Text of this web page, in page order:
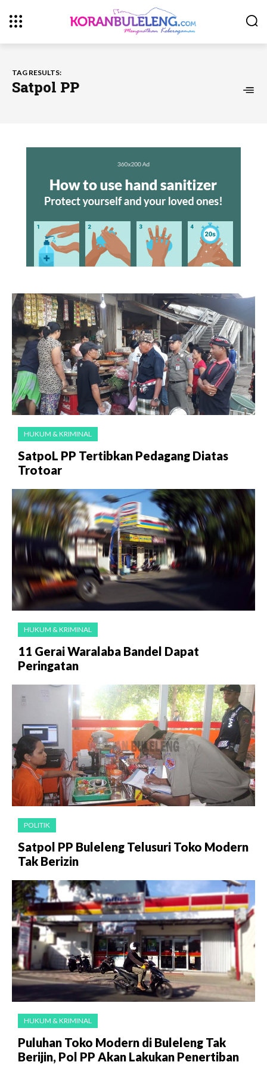
TAG RESULTS:
Satpol PP
HUKUM & KRIMINAL
SatpoL PP Tertibkan Pedagang Diatas
Trotoar
HUKUM & KRIMINAL
11 Gerai Waralaba Bandel Dapat
Peringatan
POLITIK
Satpol PP Buleleng Telusuri Toko Modern
Tak Berizin
HUKUM & KRIMINAL
Puluhan Toko Modern di Buleleng Tak
Berijin, Pol PP Akan Lakukan Penertiban